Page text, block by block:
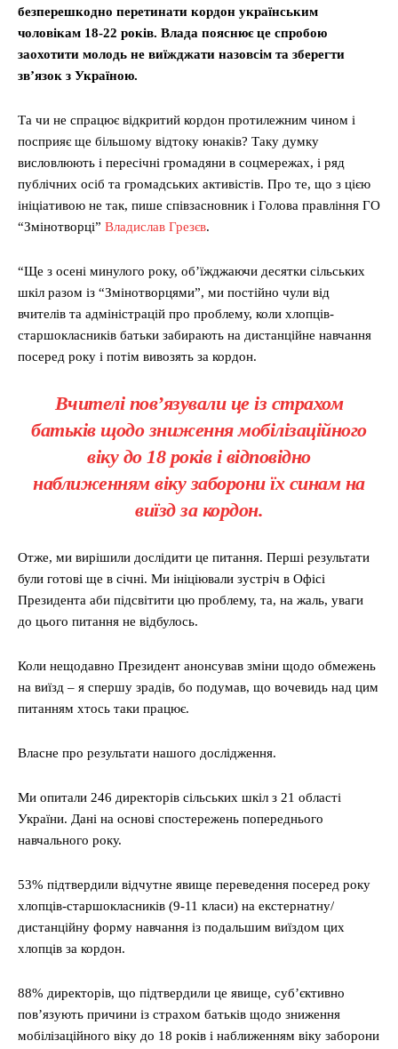
безперешкодно перетинати кордон українським
чоловікам 18-22 років. Влада пояснює це спробою
заохотити молодь не виїжджати назовсім та зберегти
зв’язок з Україною.
Та чи не спрацює відкритий кордон протилежним чином і
посприяє ще більшому відтоку юнаків? Таку думку
висловлюють і пересічні громадяни в соцмережах, і ряд
публічних осіб та громадських активістів. Про те, що з цією
ініціативою не так, пише співзасновник і Голова правління ГО
“Змінотворці” Владислав Грезєв.
“Ще з осені минулого року, об’їжджаючи десятки сільських
шкіл разом із “Змінотворцями”, ми постійно чули від
вчителів та адміністрацій про проблему, коли хлопців-
старшокласників батьки забирають на дистанційне навчання
посеред року і потім вивозять за кордон.
Вчителі пов’язували це із страхом
батьків щодо зниження мобілізаційного
віку до 18 років і відповідно
наближенням віку заборони їх синам на
виїзд за кордон.
Отже, ми вирішили дослідити це питання. Перші результати
були готові ще в січні. Ми ініціювали зустріч в Офісі
Президента аби підсвітити цю проблему, та, на жаль, уваги
до цього питання не відбулось.
Коли нещодавно Президент анонсував зміни щодо обмежень
на виїзд – я спершу зрадів, бо подумав, що вочевидь над цим
питанням хтось таки працює.
Власне про результати нашого дослідження.
Ми опитали 246 директорів сільських шкіл з 21 області
України. Дані на основі спостережень попереднього
навчального року.
53% підтвердили відчутне явище переведення посеред року
хлопців-старшокласників (9-11 класи) на екстернатну/
дистанційну форму навчання із подальшим виїздом цих
хлопців за кордон.
88% директорів, що підтвердили це явище, суб’єктивно
пов’язують причини із страхом батьків щодо зниження
мобілізаційного віку до 18 років і наближенням віку заборони